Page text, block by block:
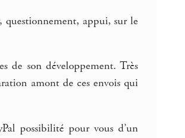
questionnement, appui, sur le
de son développement. Très
amont de ces envois qui
possibilité pour vous d’un